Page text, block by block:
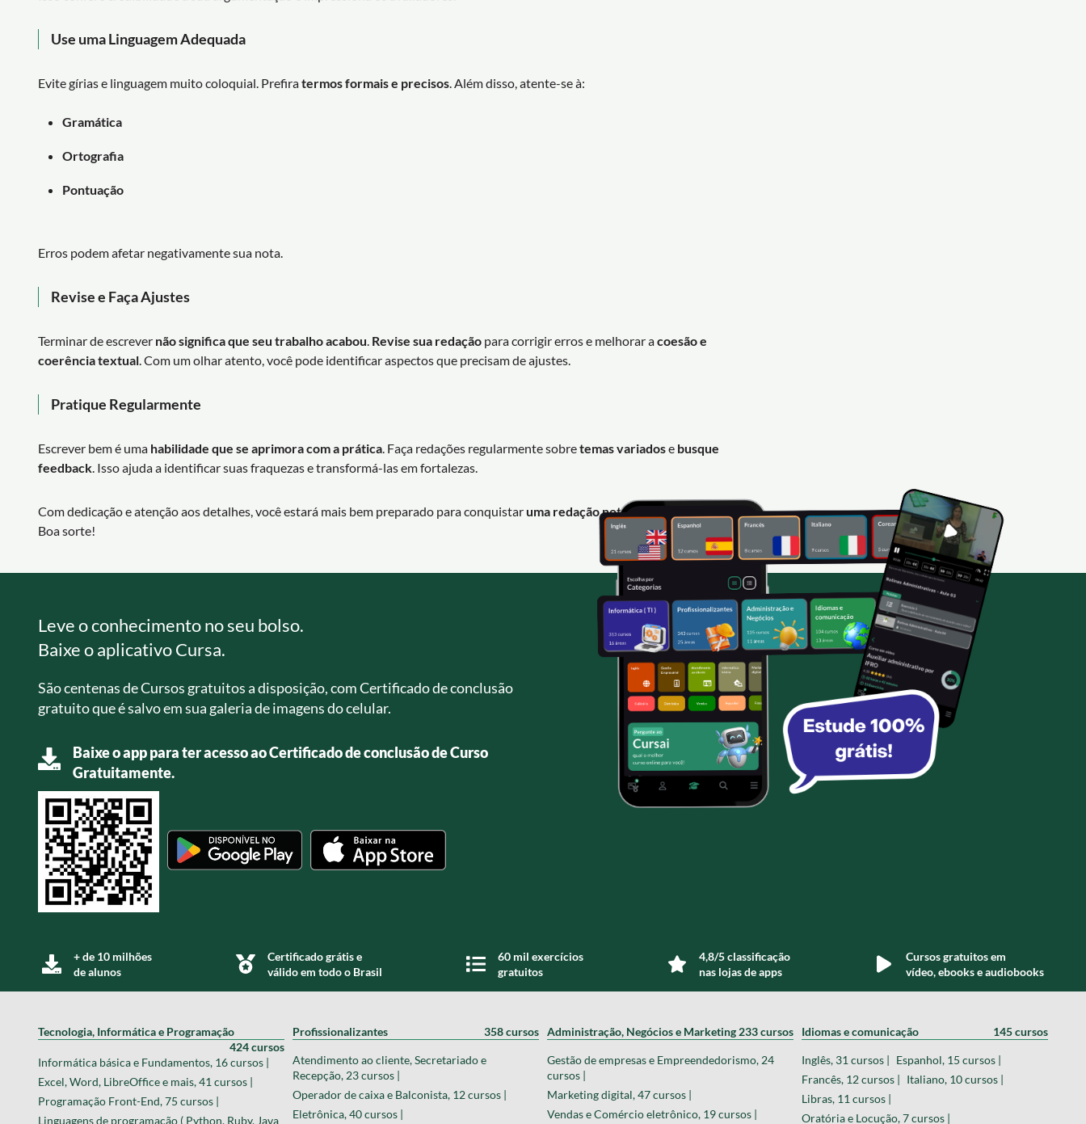
Use uma Linguagem Adequada
Evite gírias e linguagem muito coloquial. Prefiratermos formais e precisos . Além disso, atente-se à:
Gramática
Ortografia
Pontuação
Erros podem afetar negativamente sua nota.
Revise e Faça Ajustes
Terminar de escrever não significa que seu trabalho acabou Revise sua redação para corrigir erros e melhorar acoesão e
coerência textual . Com um olhar atento, você pode identificar aspectos que precisam de ajustes.
Pratique Regularmente
Escrever bem é uma habilidade que se aprimora com a prática . Faça redações regularmente sobretemas variadose busque
feedback . Isso ajuda a identificar suas fraquezas e transformá-las em fortalezas.
Com dedicação e atenção aos detalhes, você estará mais bem preparado para conquistaruma redação nota 1000 no ENEM
Boa sorte!
Leve o conhecimento no seu bolso.
Baixe o aplicativo Cursa.
São centenas de Cursos gratuitos a disposição, com Certificado de conclusão
gratuito que é salvo em sua galeria de imagens do celular.
Baixe o app para ter acesso ao Certificado de conclusão de Curso
Gratuitamente.
+ de 10 milhões
de alunos
Certificado grátis e
válido em todo o Brasil
60 mil exercícios
gratuitos
4,8/5 classificação
nas lojas de apps
Cursos gratuitos em
vídeo, ebooks e audiobooks
Tecnologia, Informática e Programação
424 cursos
Informática básica e Fundamentos, 16 cursos |
Excel, Word, LibreOffice e mais, 41 cursos |
Programação Front-End, 75 cursos |
Linguagens de programação ( Python, Ruby, Java
Profissionalizantes 358 cursos
Atendimento ao cliente, Secretariado e
Recepção, 23 cursos |
Operador de caixa e Balconista, 12 cursos |
Eletrônica, 40 cursos |
Administração, Negócios e Marketing 233 cursos
Gestão de empresas e Empreendedorismo, 24
cursos |
Marketing digital, 47 cursos |
Vendas e Comércio eletrônico, 19 cursos |
Idiomas e comunicação 145 cursos
Inglês, 31 cursos | Espanhol, 15 cursos |
Francês, 12 cursos | Italiano, 10 cursos |
Libras, 11 cursos |
Oratória e Locução, 7 cursos |